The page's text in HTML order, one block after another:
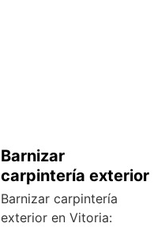
Barnizar
carpintería exterior
Barnizar carpintería
exterior en Vitoria: